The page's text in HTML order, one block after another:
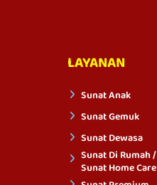
LAYANAN
Sunat Anak
Sunat Gemuk
Sunat Dewasa
Sunat Di Rumah /
Sunat Home Care